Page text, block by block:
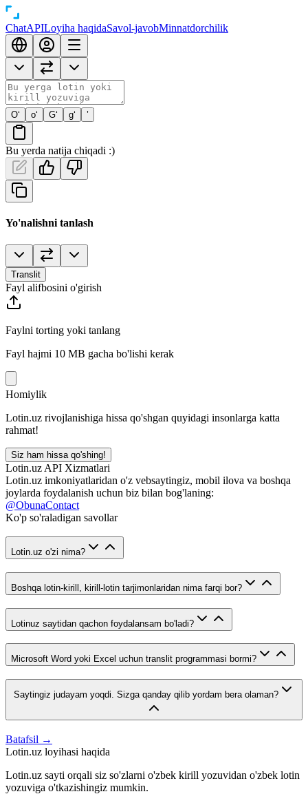
ChatAPILoyiha haqidaSavol-javobMinnatdorchilik
O‘ o‘ G‘ g‘ ’
Bu yerda natija chiqadi :)
Yo'nalishni tanlash
Translit
Fayl alifbosini o'girish
Faylni torting yoki tanlang
Fayl hajmi 10 MB gacha bo'lishi kerak
Homiylik
Lotin.uz rivojlanishiga hissa qo'shgan quyidagi insonlarga katta
rahmat!
Siz ham hissa qo'shing!
Lotin.uz API Xizmatlari
Lotin.uz imkoniyatlaridan o'z vebsaytingiz, mobil ilova va boshqa
joylarda foydalanish uchun biz bilan bog'laning:
@ObunaContact
Ko'p so'raladigan savollar
Lotin.uz o'zi nima?
Boshqa lotin-kirill, kirill-lotin tarjimonlaridan nima farqi bor?
Lotinuz saytidan qachon foydalansam bo'ladi?
Microsoft Word yoki Excel uchun translit programmasi bormi?
Saytingiz judayam yoqdi. Sizga qanday qilib yordam bera olaman?
Batafsil →
Lotin.uz loyihasi haqida
Lotin.uz sayti orqali siz so'zlarni o'zbek kirill yozuvidan o'zbek lotin
yozuviga o'tkazishingiz mumkin.